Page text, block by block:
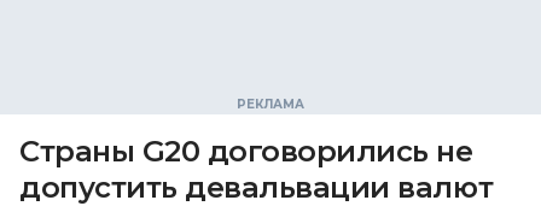
Страны G20 договорились не
допустить девальвации валют